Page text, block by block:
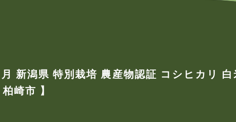
新潟県 特別栽培 農産物認証 コシヒカリ
崎市 】